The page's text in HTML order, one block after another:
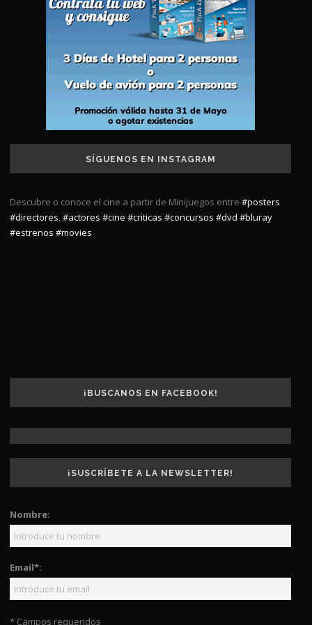
SÍGUENOS EN INSTAGRAM
Descubre o conoce el cine a partir de Minijuegos entre #posters
#directores,#actores #cine #criticas #concursos #dvd #bluray
#estrenos #movies
¡BUSCANOS EN FACEBOOK!
¡SUSCRÍBETE A LA NEWSLETTER!
Nombre:
Email*:
* Campos requeridos